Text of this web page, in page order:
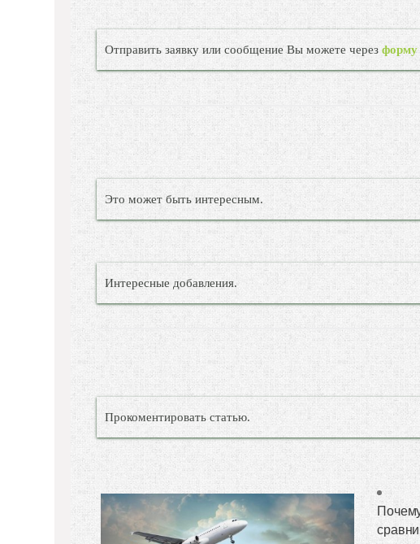
Отправить заявку или сообщение Вы можете черезформу
Это может быть интересным.
Интересные добавления.
Прокоментировать статью.